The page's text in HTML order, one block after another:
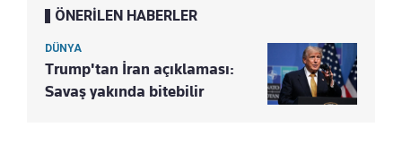
ÖNERİLEN HABERLER
DÜNYA
Trump'tan İran açıklaması:
Savaş yakında bitebilir